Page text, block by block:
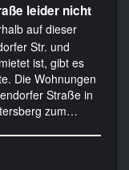
leider nicht
auf dieser
Str. und
ist, gibt es
Die Wohnungen
Straße in
zum…